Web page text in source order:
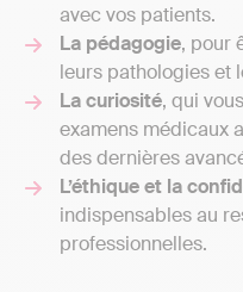
avec vos patients.
La pédagogie, pour
leurs pathologies et
La curiosité, qui
examens médicaux
des dernières
L’éthique et la
indispensables au
professionnelles.